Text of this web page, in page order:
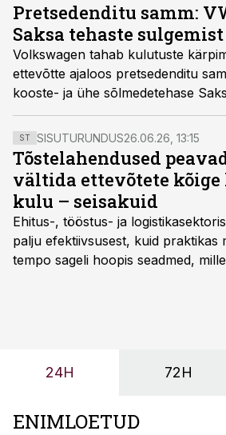
Pretsedenditu samm:
Saksa tehaste sulgemist
Volkswagen tahab kulutuste
ettevõtte ajaloos pretsedenditu
kooste- ja ühe sõlmedetehase
ST SISUTURUNDUS26.06.26, 13:15
Tõstelahendused
vältida ettevõtete
kulu – seisakuid
Ehitus-, tööstus- ja
palju efektiivsusest, kuid praktikas
tempo sageli hoopis seadmed,
24H 72H
ENIMLOETUD